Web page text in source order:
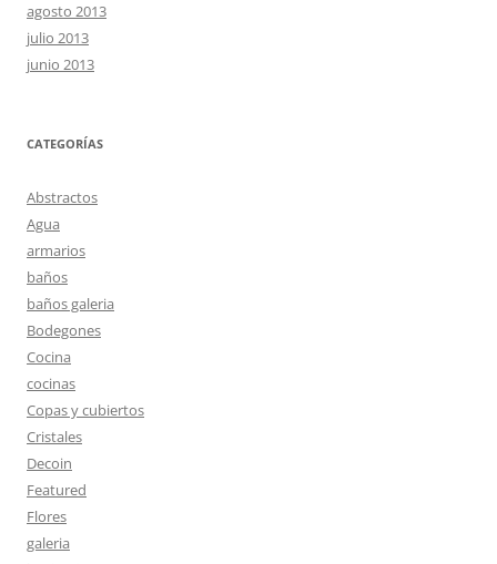
agosto 2013
julio 2013
junio 2013
CATEGORÍAS
Abstractos
Agua
armarios
baños
baños galeria
Bodegones
Cocina
cocinas
Copas y cubiertos
Cristales
Decoin
Featured
Flores
galeria